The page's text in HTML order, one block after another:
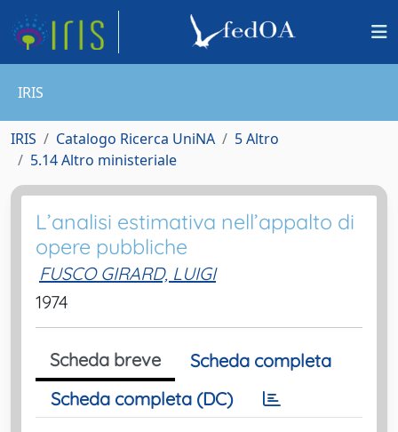
IRIS
IRIS Catalogo Ricerca UniNA
5 Altro
5.14 Altro ministeriale
L’analisi estimativa nell’appalto di
opere pubbliche
FUSCO GIRARD, LUIGI
1974
Scheda breve
Scheda completa
Scheda completa (DC)